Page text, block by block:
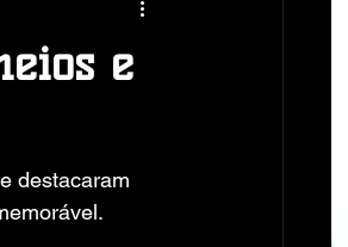
e
destacaram